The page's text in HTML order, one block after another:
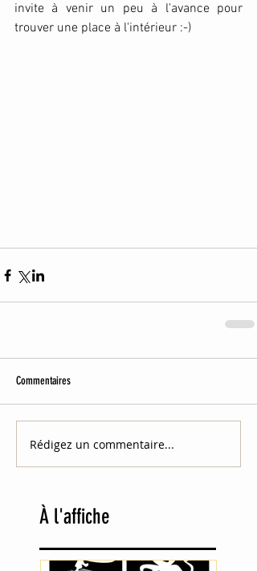
invite à venir un peu à l'avance pour
trouver une place à l'intérieur :-)
Commentaires
Rédigez un commentaire...
À l'affiche